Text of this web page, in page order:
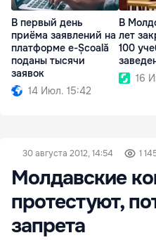
В первый день
приёма заявлений на
платформе e-Școală
поданы тысячи
заявок
14 Июл. 15:42
В
лет
100
16
30 августа 2012, 14:54 1
Молдавские
протестуют,
запрета